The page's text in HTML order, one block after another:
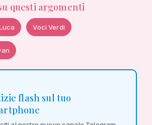
questi argomenti
Voci Verdi
flash sul tuo